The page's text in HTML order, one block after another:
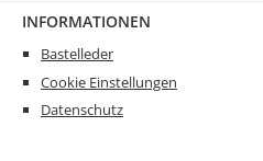
INFORMATIONEN
Bastelleder
Cookie Einstellungen
Datenschutz